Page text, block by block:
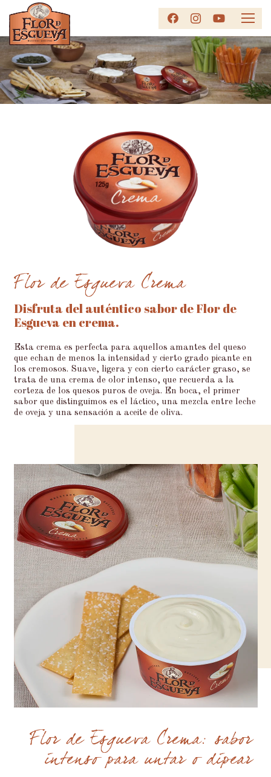
Flor de Esgueva Crema
Disfruta del auténtico sabor de Flor de
Esgueva en crema.
Esta crema es perfecta para aquellos amantes del queso
que echan de menos la intensidad y cierto grado picante en
los cremosos. Suave, ligera y con cierto carácter graso, se
trata de una crema de olor intenso, que recuerda a la
corteza de los quesos puros de oveja. En boca, el primer
sabor que distinguimos es el láctico, una mezcla entre leche
de oveja y una sensación a aceite de oliva.
Flor de Esgueva Crema: sabor
intenso para untar o dipear